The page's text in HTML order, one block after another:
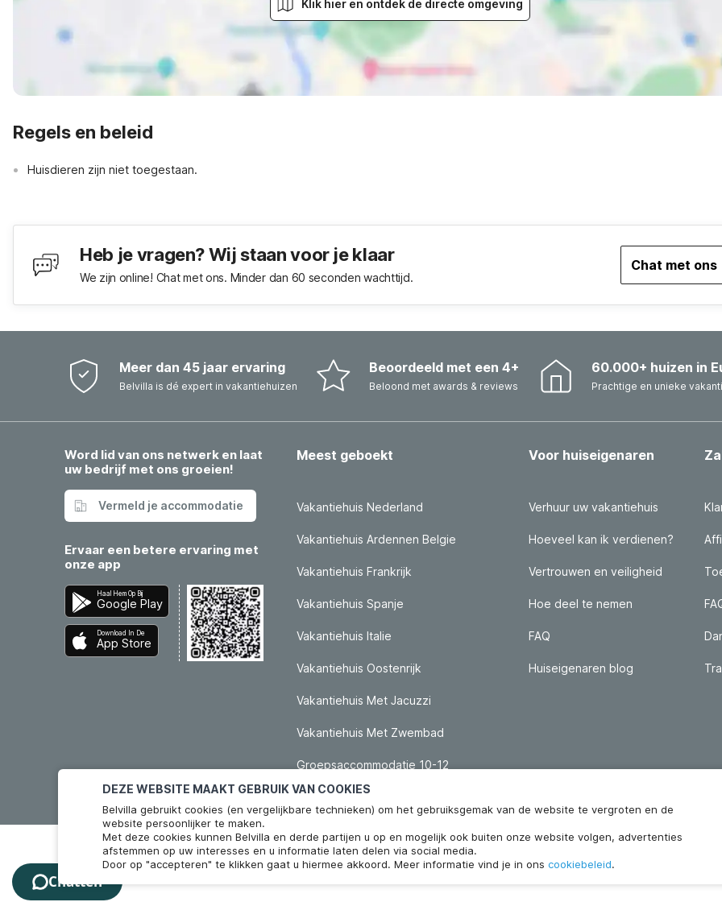
DEZE WEBSITE MAAKT GEBRUIK VAN COOKIES
Belvilla gebruikt cookies (en vergelijkbare technieken) om het gebruiksgemak van de website te vergroten en de
website persoonlijker te maken.
Met deze cookies kunnen Belvilla en derde partijen u op en mogelijk ook buiten onze website volgen, advertenties
afstemmen op uw interesses en u informatie laten delen via social media.
Door op "accepteren" te klikken gaat u hiermee akkoord. Meer informatie vind je in ons cookiebeleid.
Klik hier en ontdek de directe omgeving
Regels en beleid
Huisdieren zijn niet toegestaan.
Heb je vragen? Wij staan voor je klaar
We zijn online! Chat met ons. Minder dan 60 seconden wachttijd.
Chat met ons
Meer dan 45 jaar ervaring
Belvilla is dé expert in vakantiehuizen
Beoordeeld met een 4+
Beloond met awards & reviews
60.000+ huizen in
Prachtige en unieke
Word lid van ons netwerk en laat
uw bedrijf met ons groeien!
Vermeld je accommodatie
Ervaar een betere ervaring met
onze app
Haal Hem Op Bij
Google Play
Download In De
App Store
Meest geboekt
Vakantiehuis Nederland
Vakantiehuis Ardennen Belgie
Vakantiehuis Frankrijk
Vakantiehuis Spanje
Vakantiehuis Italie
Vakantiehuis Oostenrijk
Vakantiehuis Met Jacuzzi
Vakantiehuis Met Zwembad
Groepsaccommodatie 10-12
Personen
Voor huiseigenaren
Verhuur uw vakantiehuis
Hoeveel kan ik verdienen?
Vertrouwen en veiligheid
Hoe deel te nemen
FAQ
Huiseigenaren blog
Chatten